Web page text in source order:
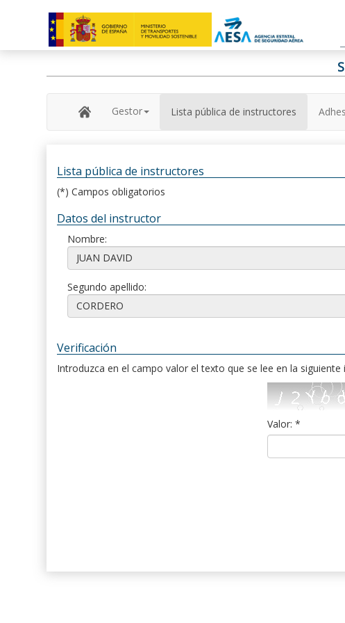
Gestor Lista pública de instructores
Lista pública de instructores
(*) Campos obligatorios
Datos del instructor
Nombre:
Segundo apellido:
Verificación
Introduzca en el campo valor el texto que se lee en la siguiente
Valor: *